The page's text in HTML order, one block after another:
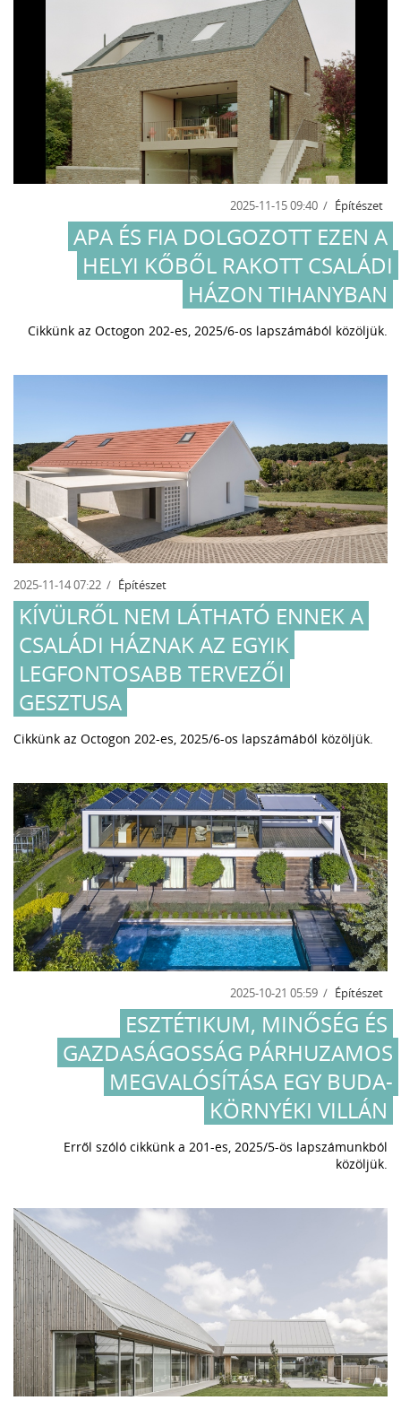
2025-11-15 09:40 Építészet
APA ÉS FIA DOLGOZOTT EZEN A
HELYI KŐBŐL RAKOTT CSALÁDI
HÁZON TIHANYBAN
Cikkünk az Octogon 202-es, 2025/6-os lapszámából közöljük.
2025-11-14 07:22 Építészet
KÍVÜLRŐL NEM LÁTHATÓ ENNEK A
CSALÁDI HÁZNAK AZ EGYIK
LEGFONTOSABB TERVEZŐI
GESZTUSA
Cikkünk az Octogon 202-es, 2025/6-os lapszámából közöljük.
2025-10-21 05:59 Építészet
ESZTÉTIKUM, MINŐSÉG ÉS
GAZDASÁGOSSÁG PÁRHUZAMOS
MEGVALÓSÍTÁSA EGY BUDA-
KÖRNYÉKI VILLÁN
Erről szóló cikkünk a 201-es, 2025/5-ös lapszámunkból
közöljük.